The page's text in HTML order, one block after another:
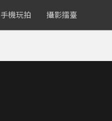
手機玩拍 攝影擂臺